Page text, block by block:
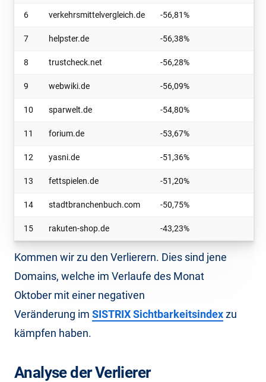
6 verkehrsmittelvergleich.de -56,81%
7 helpster.de -56,38%
8 trustcheck.net -56,28%
9 webwiki.de -56,09%
10 sparwelt.de -54,80%
11 forium.de -53,67%
12 yasni.de -51,36%
13 fettspielen.de -51,20%
14 stadtbranchenbuch.com -50,75%
15 rakuten-shop.de -43,23%
Kommen wir zu den Verlierern. Dies sind jene
Domains, welche im Verlaufe des Monat
Oktober mit einer negativen
Veränderung im SISTRIX Sichtbarkeitsindexzu
kämpfen haben.
Analyse der Verlierer